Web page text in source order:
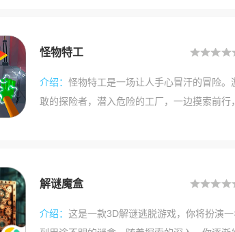
作都会带来不同的作用，合理运用它们能帮助
怪物特工
介绍： 怪物特工是一场让人手心冒汗的冒险
敢的探险者，潜入危险的工厂，一边摸索前
区域完成挑战。只有全面潜入、仔细探查，才
解谜魔盒
介绍： 这是一款3D解谜逃脱游戏，你将扮演